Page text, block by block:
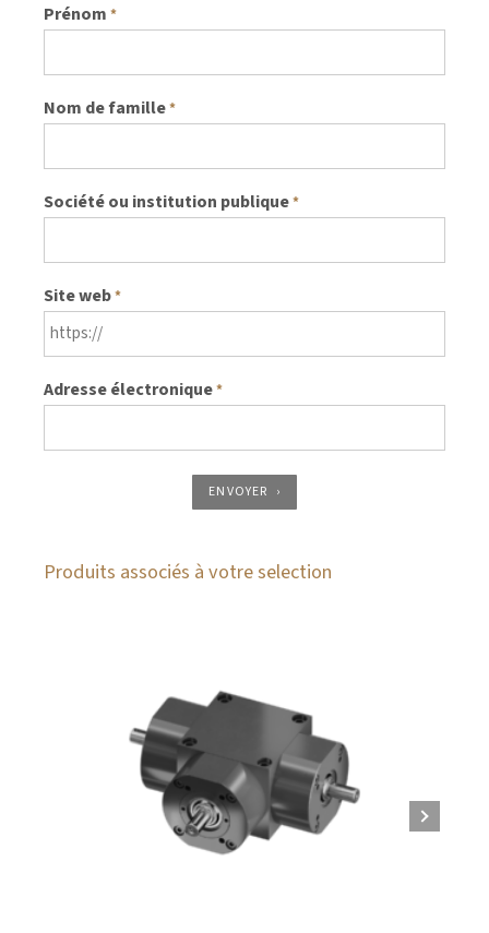
Prénom *
Nom de famille*
Société ou institution publique*
Site web*
Adresse électronique*
ENVOYER
Produits associés à votre selection